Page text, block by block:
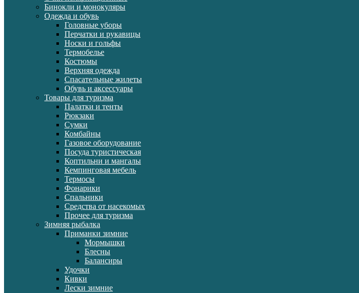
Бинокли и монокуляры
Одежда и обувь
Головные уборы
Перчатки и рукавицы
Носки и гольфы
Термобелье
Костюмы
Верхняя одежда
Спасательные жилеты
Обувь и аксессуары
Товары для туризма
Палатки и тенты
Рюкзаки
Сумки
Комбайны
Газовое оборудование
Посуда туристическая
Коптильни и мангалы
Кемпинговая мебель
Термосы
Фонарики
Спальники
Средства от насекомых
Прочее для туризма
Зимняя рыбалка
Приманки зимние
Мормышки
Блесны
Балансиры
Удочки
Кивки
Лески зимние